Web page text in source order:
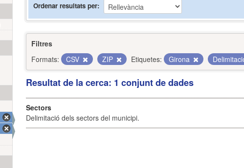
Ordenar resultats per
Filtres
Formats:
CSV ZIP Etiquetes: Girona
Resultat de la cerca: 1 conjunt de dades
Sectors
Delimitació dels sectors del municipi.